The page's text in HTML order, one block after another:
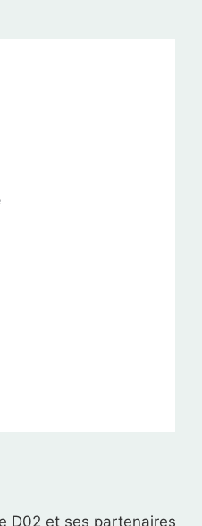
D02 et ses partenaires